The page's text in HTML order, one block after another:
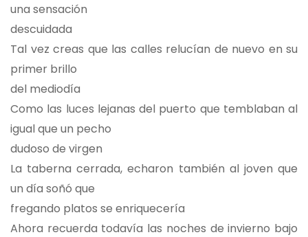
una sensación
descuidada
Tal vez creas que las calles relucían de nuevo en su
primer brillo
del mediodía
Como las luces lejanas del puerto que temblaban al
igual que un pecho
dudoso de virgen
La taberna cerrada, echaron también al joven que
un día soñó que
fregando platos se enriquecería
Ahora recuerda todavía las noches de invierno bajo